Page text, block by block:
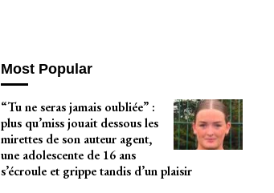
Most Popular
“Tu ne seras jamais oubliée” :
plus qu’miss jouait dessous les
mirettes de son auteur agent,
une adolescente de 16 ans
s’écroule et grippe tandis d’un plaisir